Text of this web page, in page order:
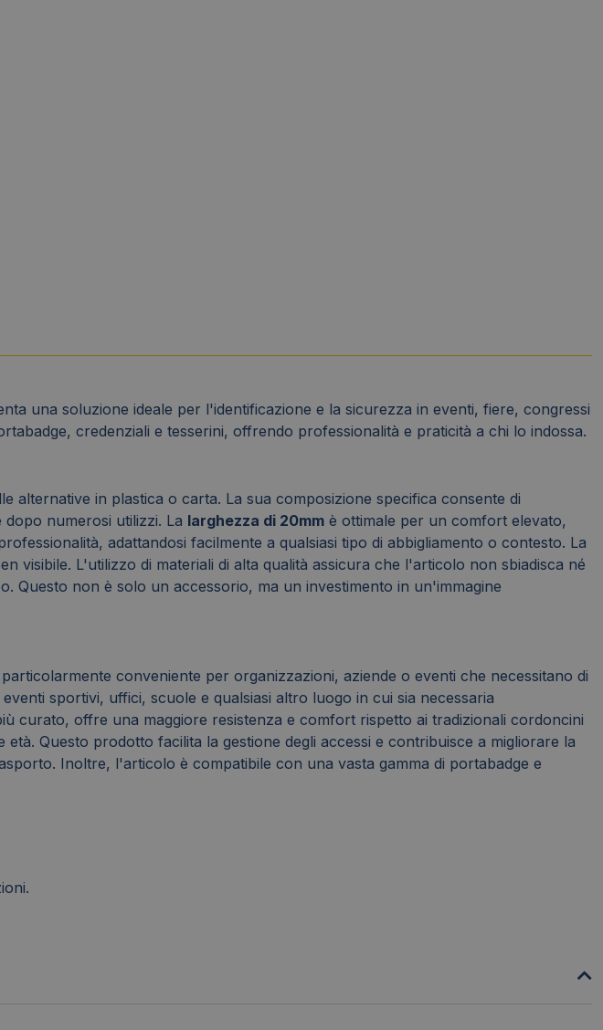
una soluzione ideale per l'identificazione e la sicurezza in eventi, fiere, congressi
credenziali e tesserini, offrendo professionalità e praticità a chi lo indossa.
alternative in plastica o carta. La sua composizione specifica consente di
numerosi utilizzi. La larghezza di 20mm è ottimale per un comfort elevato,
adattandosi facilmente a qualsiasi tipo di abbigliamento o contesto. La
visibile. L'utilizzo di materiali di alta qualità assicura che l'articolo non sbiadisca né
Questo non è solo un accessorio, ma un investimento in un'immagine
particolarmente conveniente per organizzazioni, aziende o eventi che necessitano di
sportivi, uffici, scuole e qualsiasi altro luogo in cui sia necessaria
curato, offre una maggiore resistenza e comfort rispetto ai tradizionali cordoncini
Questo prodotto facilita la gestione degli accessi e contribuisce a migliorare la
Inoltre, l'articolo è compatibile con una vasta gamma di portabadge e